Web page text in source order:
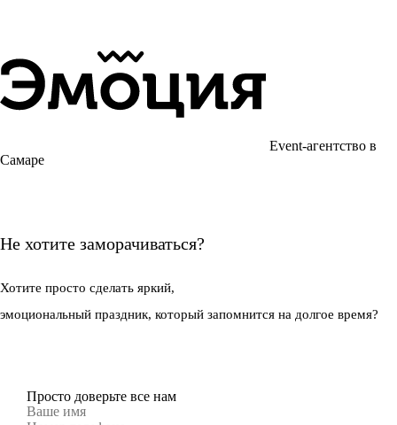
Event-агентство в
Самаре
Не хотите заморачиваться?
Хотите просто сделать яркий,
эмоциональный праздник, который запомнится на долгое время?
Просто доверьте все нам